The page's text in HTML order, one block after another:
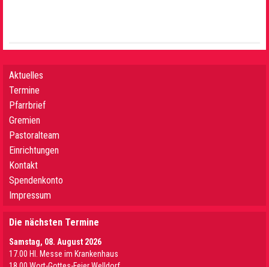
Aktuelles
Termine
Pfarrbrief
Gremien
Pastoralteam
Einrichtungen
Kontakt
Spendenkonto
Impressum
Die nächsten Termine
Samstag, 08. August 2026
17.00 Hl. Messe im Krankenhaus